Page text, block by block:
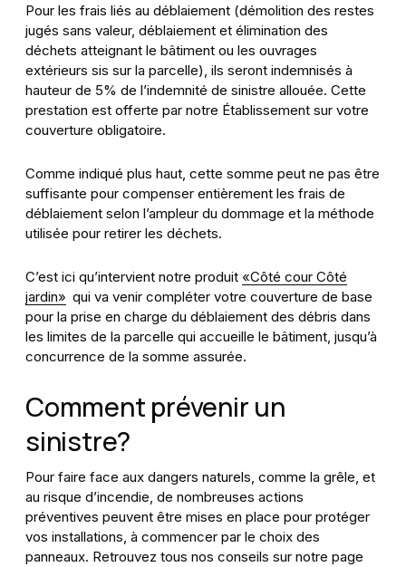
Pour les frais liés au déblaiement (démolition des restes
jugés sans valeur, déblaiement et élimination des
déchets atteignant le bâtiment ou les ouvrages
extérieurs sis sur la parcelle), ils seront indemnisés à
hauteur de 5% de l’indemnité de sinistre allouée. Cette
prestation est offerte par notre Établissement sur votre
couverture obligatoire.
Comme indiqué plus haut, cette somme peut ne pas être
suffisante pour compenser entièrement les frais de
déblaiement selon l’ampleur du dommage et la méthode
utilisée pour retirer les déchets.
C’est ici qu’intervient notre produit «Côté cour Côté
jardin» qui va venir compléter votre couverture de base
pour la prise en charge du déblaiement des débris dans
les limites de la parcelle qui accueille le bâtiment, jusqu’à
concurrence de la somme assurée.
Comment prévenir un
sinistre?
Pour faire face aux dangers naturels, comme la grêle, et
au risque d’incendie, de nombreuses actions
préventives peuvent être mises en place pour protéger
vos installations, à commencer par le choix des
panneaux. Retrouvez tous nos conseils sur notre page